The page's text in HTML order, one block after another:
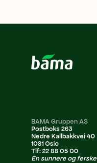
BAMA Gruppen AS
Postboks 263
Nedre Kallbakkvei 40
1081 Oslo
Tlf: 22 88 05 00
En sunnere og